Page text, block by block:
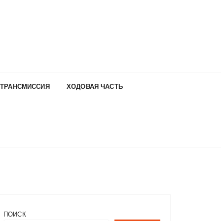
ТРАНСМИССИЯ ХОДОВАЯ ЧАСТЬ
ПОИСК